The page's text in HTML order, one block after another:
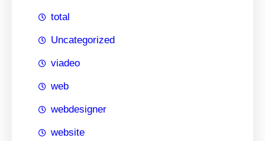
total
Uncategorized
viadeo
web
webdesigner
website